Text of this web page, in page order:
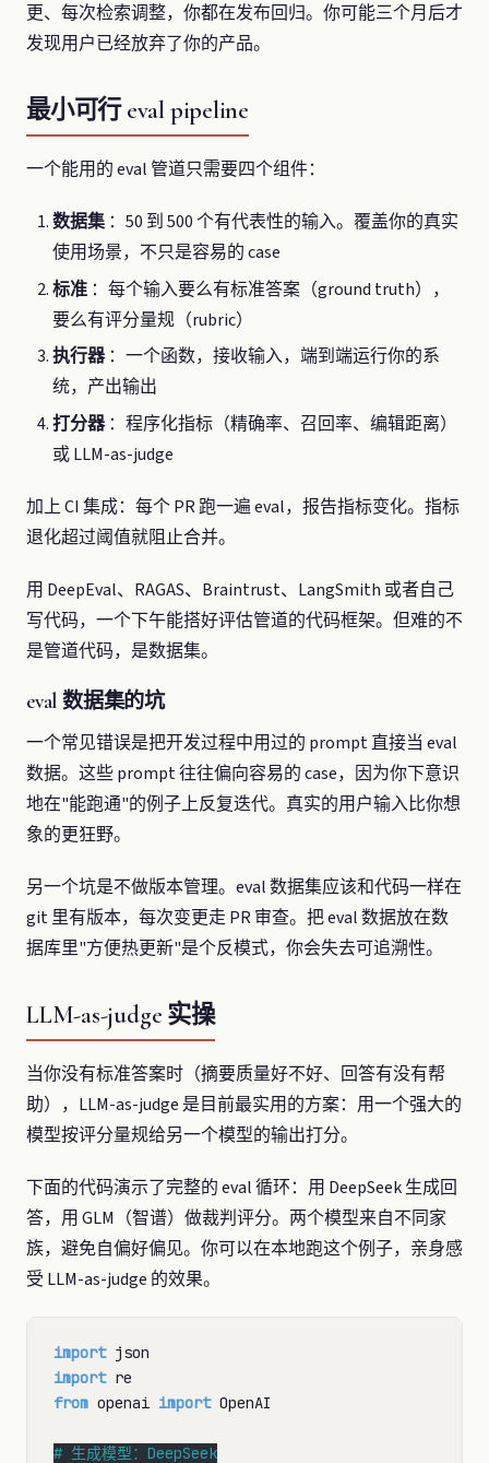
更、每次检索调整，你都在发布回归。你可能三个月后才
发现用户已经放弃了你的产品。
最小可行 eval pipeline
一个能用的 eval 管道只需要四个组件：
数据集：50 到 500 个有代表性的输入。覆盖你的真实
使用场景，不只是容易的 case
标准 ：每个输入要么有标准答案（ground truth），
要么有评分量规（rubric）
执行器：一个函数，接收输入，端到端运行你的系
统，产出输出
打分器：程序化指标（精确率、召回率、编辑距离）
或 LLM-as-judge
加上 CI 集成：每个 PR 跑一遍 eval，报告指标变化。指标
退化超过阈值就阻止合并。
用 DeepEval、RAGAS、Braintrust、LangSmith 或者自己
写代码，一个下午能搭好评估管道的代码框架。但难的不
是管道代码，是数据集。
eval 数据集的坑
一个常见错误是把开发过程中用过的 prompt 直接当 eval
数据。这些 prompt 往往偏向容易的 case，因为你下意识
地在"能跑通"的例子上反复迭代。真实的用户输入比你想
象的更狂野。
另一个坑是不做版本管理。eval 数据集应该和代码一样在
git 里有版本，每次变更走 PR 审查。把 eval 数据放在数
据库里"方便热更新"是个反模式，你会失去可追溯性。
LLM-as-judge 实操
当你没有标准答案时（摘要质量好不好、回答有没有帮
助），LLM-as-judge 是目前最实用的方案：用一个强大的
模型按评分量规给另一个模型的输出打分。
下面的代码演示了完整的 eval 循环：用 DeepSeek 生成回
答，用 GLM（智谱）做裁判评分。两个模型来自不同家
族，避免自偏好偏见。你可以在本地跑这个例子，亲身感
受 LLM-as-judge 的效果。
import
import
from openai import OpenAI
#